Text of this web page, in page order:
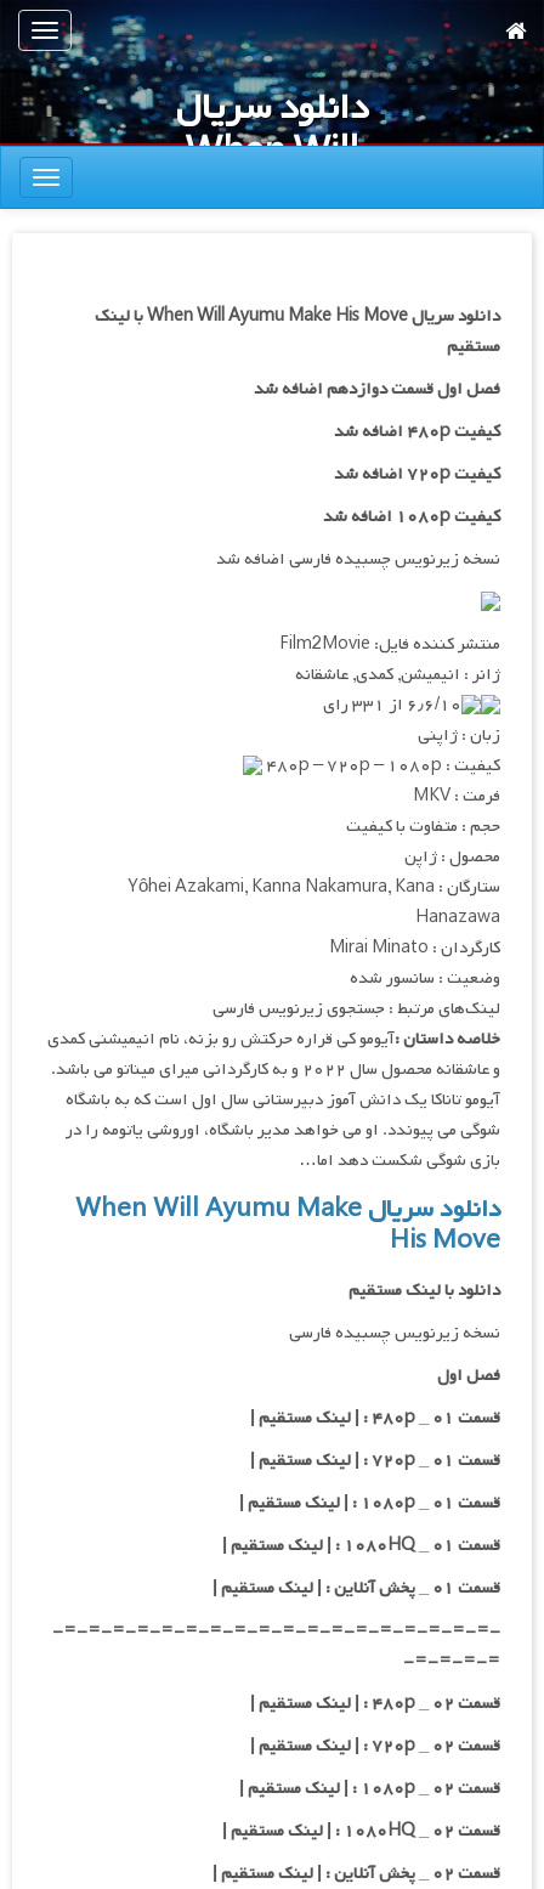
به
محتوای
اصلی
ناوبری
دانلود سریال
When Will
Ayumu Make
ناوبری
دانلود سریال When Will Ayumu Make His Move با لینک
مستقیم
فصل اول قسمت دوازدهم اضافه شد
کیفیت ۴۸۰p اضافه شد
کیفیت ۷۲۰p
اضافه شد
کیفیت ۱۰۸۰p اضافه شد
نسخه زیرنویس چسبیده فارسی اضافه شد
منتشر کننده فایل: Film2Movie
ژانر : انیمیشن, کمدی, عاشقانه
۶٫۶/۱۰ از ۳۳۱ رای
زبان : ژاپنی
کیفیت : ۴۸۰p – ۷۲۰p – ۱۰۸۰p
فرمت : MKV
حجم : متفاوت با کیفیت
محصول : ژاپن
ستارگان : Yôhei Azakami, Kanna Nakamura, Kana
Hanazawa
کارگردان : Mirai Minato
وضعیت : سانسور شده
لینک‌های مرتبط : جستجوی زیرنویس فارسی
خلاصه داستان :آیومو کی قراره حرکتش رو بزنه، نام انیمیشنی کمدی
و عاشقانه محصول سال ۲۰۲۲ و به کارگردانی میرای میناتو می باشد.
آیومو تاناکا یک دانش آموز دبیرستانی سال اول است که به باشگاه
شوگی می پیوندد. او می خواهد مدیر باشگاه، اوروشی یاتومه را در
بازی شوگی شکست دهد اما…
دانلود سریال When Will Ayumu Make
His Move
دانلود با لینک مستقیم
نسخه زیرنویس چسبیده فارسی
فصل اول
قسمت ۰۱ _ ۴۸۰p : | لینک مستقیم |
قسمت ۰۱ _ ۷۲۰p : | لینک مستقیم |
قسمت ۰۱ _ ۱۰۸۰p : | لینک مستقیم |
قسمت ۰۱ _ ۱۰۸۰HQ : | لینک مستقیم |
قسمت ۰۱ _ پخش آنلاین : | لینک مستقیم |
-=-=-=-=-=-=-=-=-=-=-=-=-=-=-=-=-=-=-
=-=-=-=-
قسمت ۰۲ _ ۴۸۰p : | لینک مستقیم |
قسمت ۰۲ _ ۷۲۰p : | لینک مستقیم |
قسمت ۰۲ _ ۱۰۸۰p : | لینک مستقیم |
قسمت ۰۲ _ ۱۰۸۰HQ : | لینک مستقیم |
قسمت ۰۲ _ پخش آنلاین : | لینک مستقیم |